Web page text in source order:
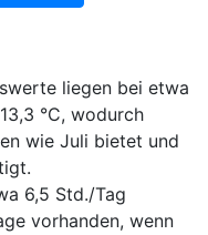
liegen bei etwa
°C, wodurch
wie Juli bietet und
6,5 Std./Tag
vorhanden, wenn